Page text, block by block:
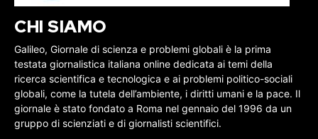
CHI SIAMO
Galileo, Giornale di scienza e problemi globali è la prima
testata giornalistica italiana online dedicata ai temi della
ricerca scientifica e tecnologica e ai problemi politico-sociali
globali, come la tutela dell’ambiente, i diritti umani e la pace. Il
giornale è stato fondato a Roma nel gennaio del 1996 da un
gruppo di scienziati e di giornalisti scientifici.